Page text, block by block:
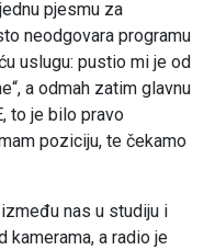
pjesmu za
neodgovara programu
uslugu: pustio mi je od
a odmah zatim glavnu
to je bilo pravo
poziciju, te čekamo
nas u studiju i
kamerama, a radio je